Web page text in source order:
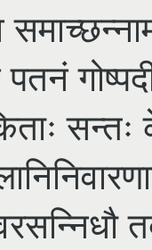
सन्तः